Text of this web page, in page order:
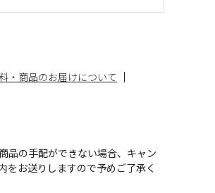
・商品のお届けについて
品の手配ができない場合、キャン
をお送りしますので予めご了承く